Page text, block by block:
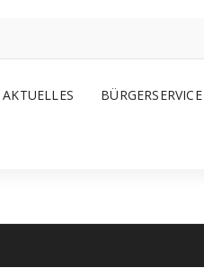
AKTUELLES BÜRGERSERVICE